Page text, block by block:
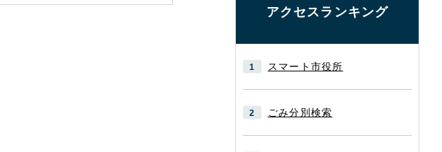
アクセスランキング
スマート市役所
ごみ分別検索